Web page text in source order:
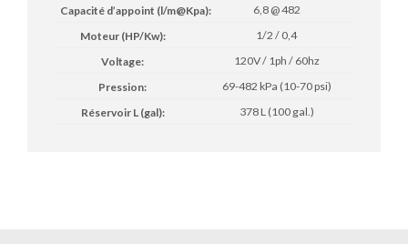
6,8 @ 482
1/2 / 0,4
120V / 1ph / 60hz
69-482 kPa (10-70 psi)
378 L (100 gal.)